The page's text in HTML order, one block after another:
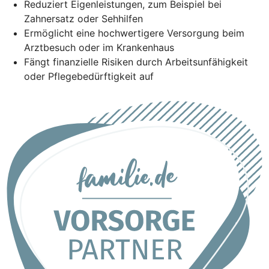
Reduziert Eigenleistungen, zum Beispiel bei
Zahnersatz oder Sehhilfen
Ermöglicht eine hochwertigere Versorgung beim
Arztbesuch oder im Krankenhaus
Fängt finanzielle Risiken durch Arbeitsunfähigkeit
oder Pflegebedürftigkeit auf